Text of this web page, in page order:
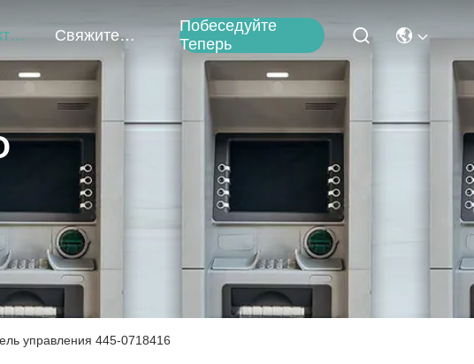
Продукты Свяжитесь Мы
Побеседуйте
Теперь
управления 445-0718416